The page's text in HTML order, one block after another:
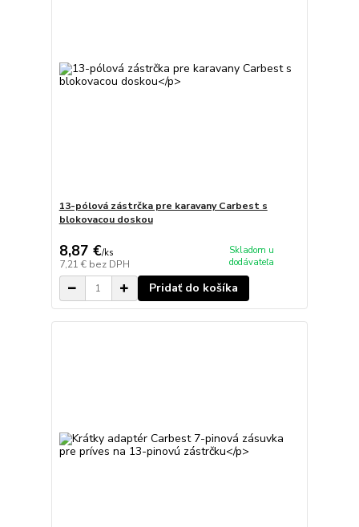
13-pólová zástrčka pre karavany Carbest s
blokovacou doskou
8,87 €/ks
7,21 € bez DPH
Skladom u
dodávateľa
Pridať do košíka